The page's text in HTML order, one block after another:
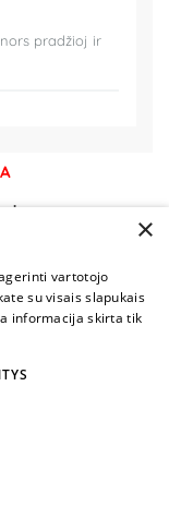
pradžioj ir
×
vartotojo
su visais slapukais
informacija skirta tik